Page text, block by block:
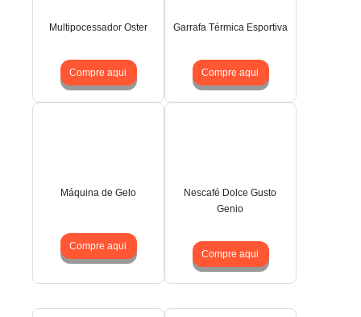
Multipocessador Oster
Compre aqui
Garrafa Térmica Esportiva
Compre aqui
Máquina de Gelo
Compre aqui
Nescafé Dolce Gusto
Genio
Compre aqui